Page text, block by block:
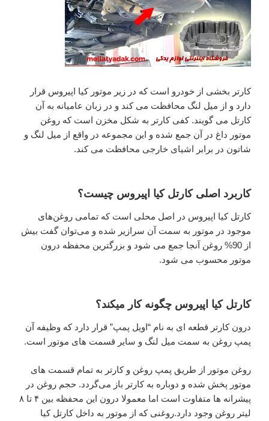
کارتر بخشی از خودرو است که در زیر موتور کیا اپیروس قرار
دارد و از میل لنگ محافظت می کند و در زبان عامیانه به آن
کارتل می گویند. کفی کارتر به شکل مخزن است که روغن
موتور داغ در آن جمع شده و این مجموعه در واقع از میل لنگ و
شاتون در برابر اشیای خارجی محافظت می کند.
کاربرد اصلی کارتل کیا اپیروس چیست؟
کارتل کیا اپیروس در اصل محلی است که تمامی روغن‌های
موجود در موتور به سمت آن سرازیر شده و می‌توان گفت بیش
از 90% روغن آنجا جمع می‌ شود و بزرگترین محفظه درون
موتور محسوب می شود.
کارتل کیا اپیروس چگونه کار میکند؟
درون کارتر قطعه ای به نام “اویل پمپ” قرار دارد که وظیفه آن
پمپ روغن به سمت میل لنگ و سایر قسمت های موتور است.
روغن موتور از طریق پمپ روغن و کارتر به تمام قسمت های
موتور پخش شده و دوباره به کارتر باز می‌گردد. حجم روغن در
پیشرانه ها متفاوت است اما معمولا درون این محفظه بین ۴ تا ۸
لیتر روغن وجود دارد.روغنی که از موتور به داخل کارتل کیا